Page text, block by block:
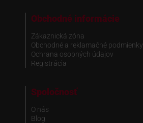
Obchodné informácie
Zákaznická zóna
Obchodné a reklamačné podmienky
Ochrana osobných údajov
Registrácia
Spoločnosť
O nás
Blog